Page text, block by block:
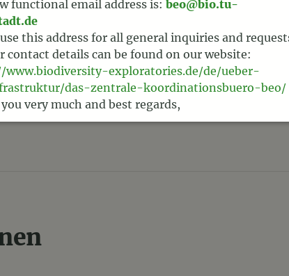
functional email address is: beo@bio.tu-
use this address for all general inquiries and
contact details can be found on our website:
exploratories.de/de/ueber-
das-zentrale-koordinationsbuero-beo/
very much and best regards,